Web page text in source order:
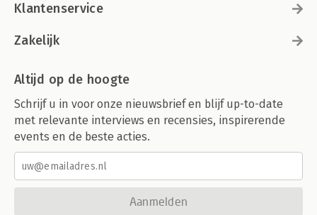
Klantenservice
Zakelijk
Altijd op de hoogte
Schrijf u in voor onze nieuwsbrief en blijf up-to-date
met relevante interviews en recensies, inspirerende
events en de beste acties.
Aanmelden